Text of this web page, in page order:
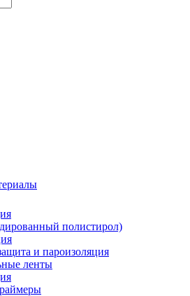
полистирол)
и пароизоляция
ленты